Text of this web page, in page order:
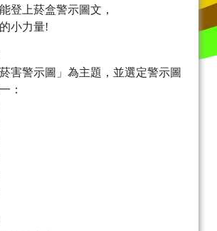
登上菸盒警示圖文，
小力量!
害警示圖」為主題，並選定警示圖
：